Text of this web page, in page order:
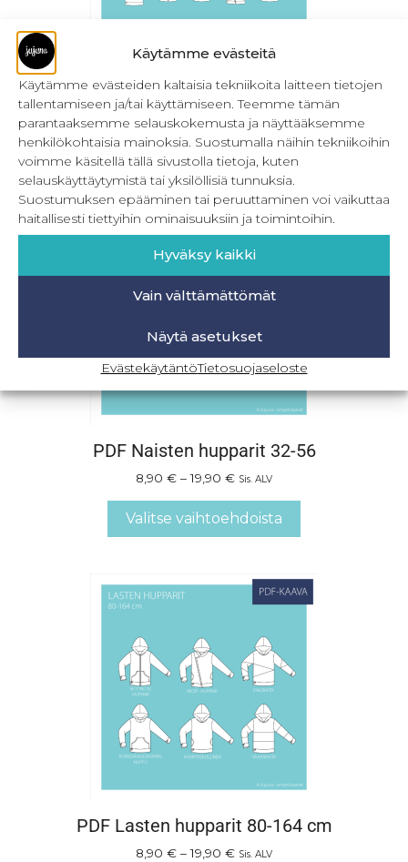
Käytämme evästeitä
Käytämme evästeiden kaltaisia tekniikoita laitteen tietojen
tallentamiseen ja/tai käyttämiseen. Teemme tämän
parantaaksemme selauskokemusta ja näyttääksemme
henkilökohtaisia mainoksia. Suostumalla näihin tekniikoihin
voimme käsitellä tällä sivustolla tietoja, kuten
selauskäyttäytymistä tai yksilöllisiä tunnuksia.
Suostumuksen epääminen tai peruuttaminen voi vaikuttaa
haitallisesti tiettyihin ominaisuuksiin ja toimintoihin.
Hyväksy kaikki
Vain välttämättömät
Näytä asetukset
EvästekäytäntöTietosuojaseloste
Naisten hupparit 32-56
24,90€ Sis. ALV
Lisää ostoskoriin
PDF Naisten hupparit 32-56
8,90 € – 19,90 € Sis. ALV
Valitse vaihtoehdoista
PDF Lasten hupparit 80-164 cm
8,90 € – 19,90 € Sis. ALV